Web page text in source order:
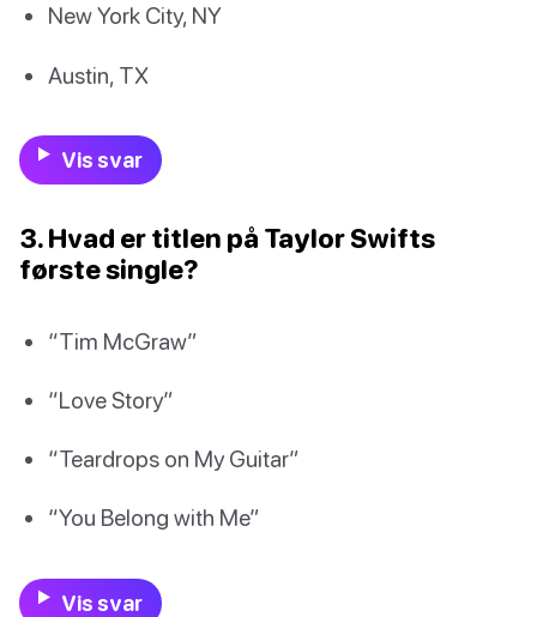
New York City, NY
Austin, TX
Vis svar
3. Hvad er titlen på Taylor Swifts
første single?
“Tim McGraw”
“Love Story”
“Teardrops on My Guitar”
“You Belong with Me”
Vis svar